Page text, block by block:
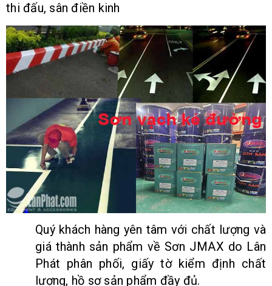
thi đấu, sân điền kinh
Quý khách hàng yên tâm với chất lượng và
giá thành sản phẩm về Sơn JMAX do Lân
Phát phân phối, giấy tờ kiểm định chất
lượng, hồ sơ sản phẩm đầy đủ.